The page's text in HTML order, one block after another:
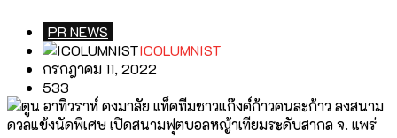
PR NEWS
ICOLUMNIST
กรกฎาคม 11, 2022
533